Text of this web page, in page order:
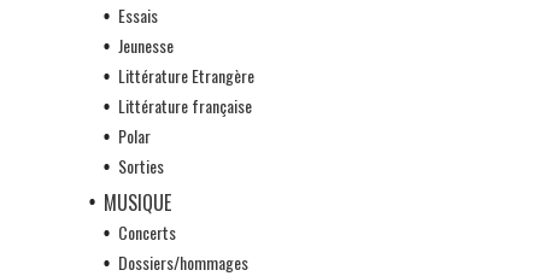
Essais
Jeunesse
Littérature Etrangère
Littérature française
Polar
Sorties
MUSIQUE
Concerts
Dossiers/hommages